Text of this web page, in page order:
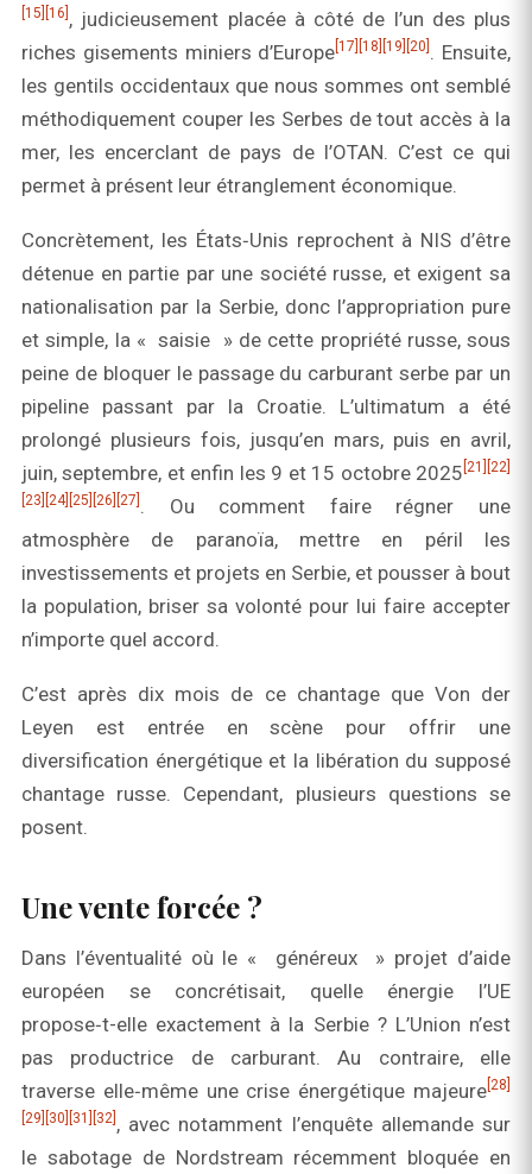
[15] [16] , judicieusement placée à côté de l’un des plus
riches gisements miniers d’Europe [17] [18] [19] [20] . Ensuite,
les gentils occidentaux que nous sommes ont semblé
méthodiquement couper les Serbes de tout accès à la
mer, les encerclant de pays de l’OTAN. C’est ce qui
permet à présent leur étranglement économique.
Concrètement, les États‑Unis reprochent à NIS d’être
détenue en partie par une société russe, et exigent sa
nationalisation par la Serbie, donc l’appropriation pure
et simple, la « saisie » de cette propriété russe, sous
peine de bloquer le passage du carburant serbe par un
pipeline passant par la Croatie. L’ultimatum a été
prolongé plusieurs fois, jusqu’en mars, puis en avril,
juin, septembre, et enfin les 9 et 15 octobre 2025 [21]
[22]
[23] [24] [25] [26] [27] . Ou comment faire régner une
atmosphère de paranoïa, mettre en péril les
investissements et projets en Serbie, et pousser à bout
la population, briser sa volonté pour lui faire accepter
n’importe quel accord.
C’est après dix mois de ce chantage que Von der
Leyen est entrée en scène pour offrir une
diversification énergétique et la libération du supposé
chantage russe. Cependant, plusieurs questions se
posent.
Une vente forcée ?
Dans l’éventualité où le « généreux » projet d’aide
européen se concrétisait, quelle énergie l’UE
propose‑t-elle exactement à la Serbie ? L’Union n’est
pas productrice de carburant. Au contraire, elle
traverse elle‑même une crise énergétique majeure [28]
[29] [30] [31] [32] , avec notamment l’enquête allemande sur
le sabotage de Nordstream récemment bloquée en